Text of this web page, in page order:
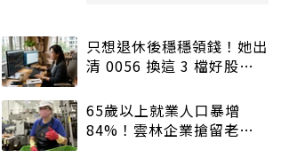
只想退休後穩穩領錢！她出
清 0056 換這 3 檔好股：
65歲以上就業人口暴增
84%！雲林企業搶留老員